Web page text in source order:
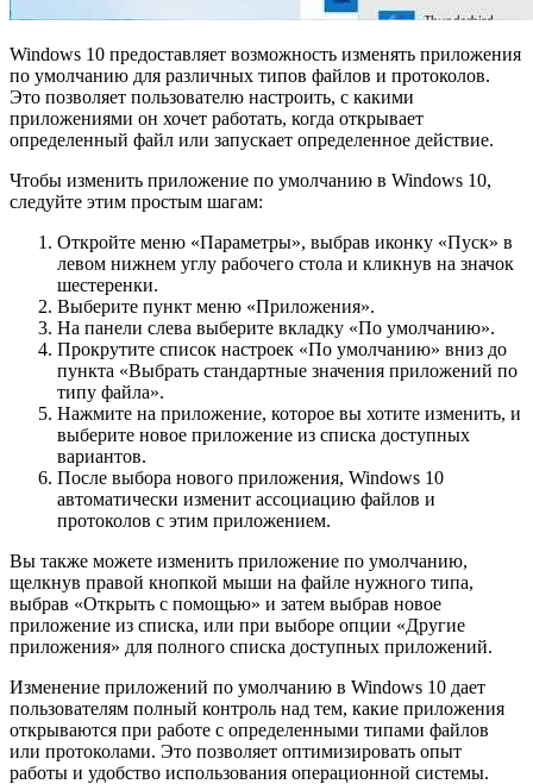
Windows 10 предоставляет возможность изменять приложения
по умолчанию для различных типов файлов и протоколов.
Это позволяет пользователю настроить, с какими
приложениями он хочет работать, когда открывает
определенный файл или запускает определенное действие.
Чтобы изменить приложение по умолчанию в Windows 10,
следуйте этим простым шагам:
Откройте меню «Параметры», выбрав иконку «Пуск» в
левом нижнем углу рабочего стола и кликнув на значок
шестеренки.
Выберите пункт меню «Приложения».
На панели слева выберите вкладку «По умолчанию».
Прокрутите список настроек «По умолчанию» вниз до
пункта «Выбрать стандартные значения приложений по
типу файла».
Нажмите на приложение, которое вы хотите изменить, и
выберите новое приложение из списка доступных
вариантов.
После выбора нового приложения, Windows 10
автоматически изменит ассоциацию файлов и
протоколов с этим приложением.
Вы также можете изменить приложение по умолчанию,
щелкнув правой кнопкой мыши на файле нужного типа,
выбрав «Открыть с помощью» и затем выбрав новое
приложение из списка, или при выборе опции «Другие
приложения» для полного списка доступных приложений.
Изменение приложений по умолчанию в Windows 10 дает
пользователям полный контроль над тем, какие приложения
открываются при работе с определенными типами файлов
или протоколами. Это позволяет оптимизировать опыт
работы и удобство использования операционной системы.